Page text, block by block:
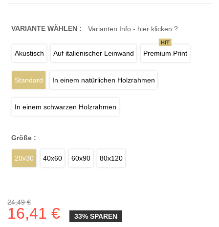
VARIANTE WÄHLEN : Varianten Info - hier klicken ?
Akustisch Auf italienischer Leinwand Premium Print
HIT
Standard In einem natürlichen Holzrahmen
In einem schwarzen Holzrahmen
Größe :
20x30 40x60 60x90 80x120
24,49 €
16,41 € 33% SPAREN